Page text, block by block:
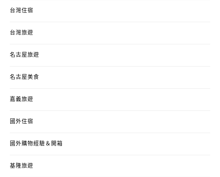
台灣住宿
台灣旅遊
名古屋旅遊
名古屋美食
嘉義旅遊
國外住宿
國外購物經驗＆開箱
基隆旅遊